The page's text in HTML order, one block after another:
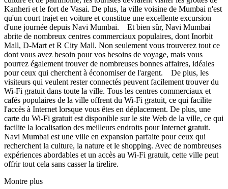
Kanheri et le fort de Vasai. De plus, la ville voisine de Mumbai n'est
qu'un court trajet en voiture et constitue une excellente excursion
d'une journée depuis Navi Mumbai. Et bien sûr, Navi Mumbai
abrite de nombreux centres commerciaux populaires, dont Inorbit
Mall, D-Mart et R City Mall. Non seulement vous trouverez tout ce
dont vous avez besoin pour vos besoins de voyage, mais vous
pourrez également trouver de nombreuses bonnes affaires, idéales
pour ceux qui cherchent à économiser de l'argent. De plus, les
visiteurs qui veulent rester connectés peuvent facilement trouver du
Wi-Fi gratuit dans toute la ville. Tous les centres commerciaux et
cafés populaires de la ville offrent du Wi-Fi gratuit, ce qui facilite
l'accès à Internet lorsque vous êtes en déplacement. De plus, une
carte du Wi-Fi gratuit est disponible sur le site Web de la ville, ce qui
facilite la localisation des meilleurs endroits pour Internet gratuit.
Navi Mumbai est une ville en expansion parfaite pour ceux qui
recherchent la culture, la nature et le shopping. Avec de nombreuses
expériences abordables et un accès au Wi-Fi gratuit, cette ville peut
offrir tout cela sans casser la tirelire.
Montre plus